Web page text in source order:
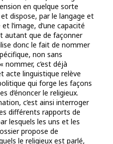
en quelque sorte
dispose, par le langage et
l’image, d’une capacité
autant que de façonner
donc le fait de nommer
non sans
nommer, c’est déjà
acte linguistique relève
qui forge les façons
d’énoncer le religieux.
c’est ainsi interroger
différents rapports de
lesquels les uns et les
propose de
le religieux est parlé,